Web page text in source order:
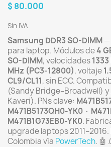
$ 80.000
Sin IVA
Samsung DDR3 SO-DIMM—
para laptop. Módulos de4
SO-DIMM, velocidades
MHz (PC3-12800), voltaje
CL9/CL11, sin ECC.
(Sandy Bridge–Broadwell) y
Kaveri). PNs clave:
M471B5173QH0-YK0 ·
M471B1G73EB0-YK0.
upgrade laptops
Colombia vía PowerTech. 🤖